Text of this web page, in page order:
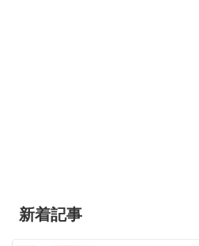
新着記事